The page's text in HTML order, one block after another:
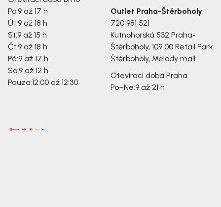
Po:9 až 17 h
Út:9 až 18 h
St:9 až 15 h
Čt:9 až 18 h
Pá:9 až 17 h
So:9 až 12 h
Pauza:12:00 až 12:30
Outlet Praha-Štěrboholy
720 981 521
Kutnohorská 532 Praha-
Štěrboholy, 109 00 Retail Park
Štěrboholy, Melody mall
Otevírací doba Praha
Po–Ne:9 až 21 h